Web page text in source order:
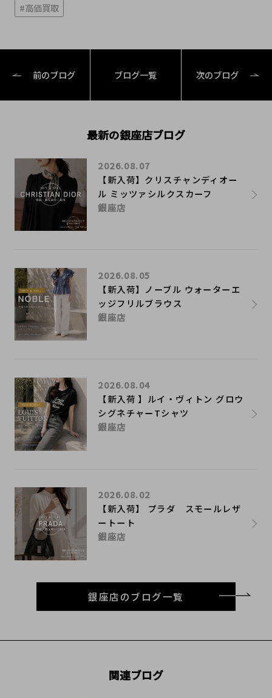
#高価買取
前のブログ ブログ一覧 次のブログ
最新の銀座店ブログ
【新入荷】クリスチャンディオー
ル ミッツァシルクスカーフ
2026.08.07
銀座店
【新入荷】ノーブル ウォーターエ
ッジフリルブラウス
2026.08.05
銀座店
【新入荷 】ルイ・ヴィトン グロウ
シグネチャーTシャツ
2026.08.04
銀座店
【新入荷】 プラダ スモールレザ
ートート
2026.08.02
銀座店
銀座店のブログ一覧
関連ブログ